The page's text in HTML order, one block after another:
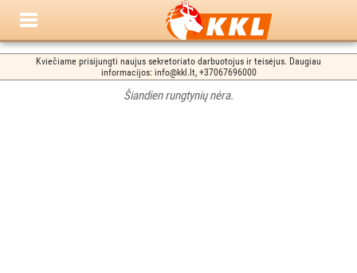
Kviečiame prisijungti naujus sekretoriato darbuotojus ir teisėjus. Daugiau
informacijos: info@kkl.lt, +37067696000
Šiandien rungtynių nėra.